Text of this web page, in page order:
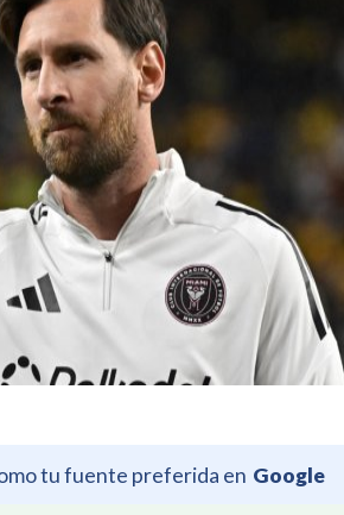
tu fuente preferida en Google